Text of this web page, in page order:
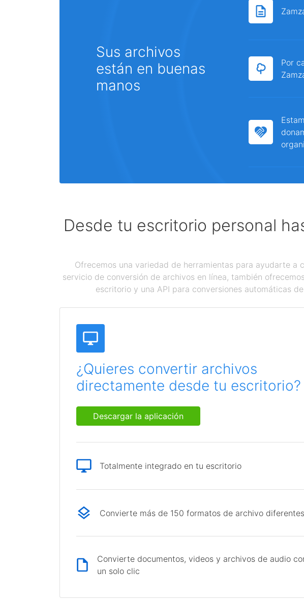
Sus archivos
están en buenas
manos
Por
Desde tu escritorio personal
Ofrecemos una variedad de herramientas para ayudarte
servicio de conversión de archivos en línea, también
escritorio y una API para conversiones automáticas
¿Quieres convertir archivos
directamente desde tu escritorio?
Descargar la aplicación
Totalmente integrado en tu escritorio
Convierte más de 150 formatos de archivo diferentes
Convierte documentos, videos y archivos de audio
un solo clic